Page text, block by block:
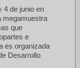
4 de junio en
megamuestra
que
e
es organizada
Desarrollo